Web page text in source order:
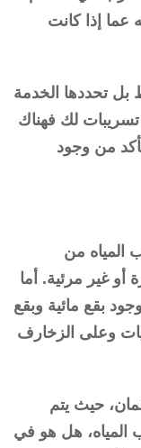
إذا كانت
بل تحددها الخدمة
تسريبات لك فهناك
من وجود
المياه من
غير مرئية. أما
بقع مائية وبقع
وعلى الزخارف
حيث يتم
هل هو في